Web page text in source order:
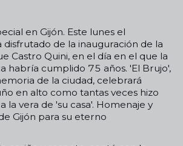
en Gijón. Este lunes el
de la inauguración de la
Castro Quini, en el día en el que la
habría cumplido 75 años. 'El Brujo',
de la ciudad, celebrará
en alto como tantas veces hizo
la vera de 'su casa'. Homenaje y
Gijón para su eterno